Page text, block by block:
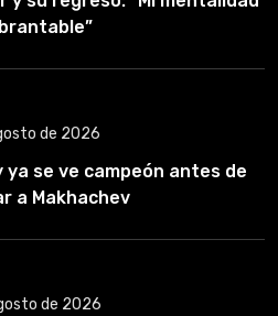
de 2026
ya se ve campeón antes de
a Makhachev
de 2026